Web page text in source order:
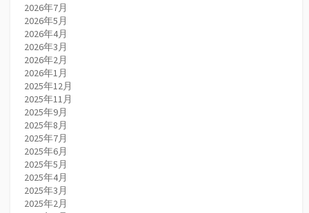
2026年7月
2026年5月
2026年4月
2026年3月
2026年2月
2026年1月
2025年12月
2025年11月
2025年9月
2025年8月
2025年7月
2025年6月
2025年5月
2025年4月
2025年3月
2025年2月